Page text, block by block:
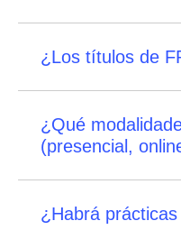
¿Los títulos de
¿Qué
(presencial,
¿Habrá